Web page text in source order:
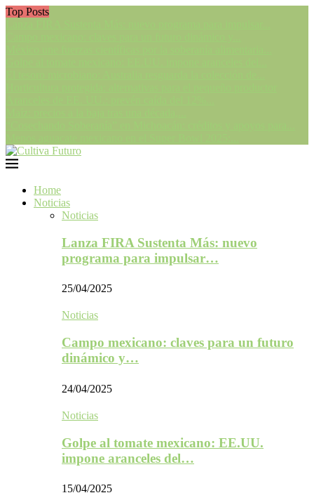
Top Posts
Home
Noticias
Noticias
Lanza FIRA Sustenta Más: nuevo
programa para impulsar…
25/04/2025
Noticias
Campo mexicano: claves para un futuro
dinámico y…
24/04/2025
Noticias
Golpe al tomate mexicano: EE.UU.
impone aranceles del…
15/04/2025